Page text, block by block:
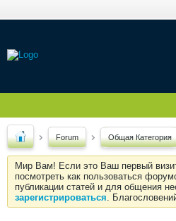
Forum Общая Категория
Мир Вам! Если это Ваш первый
посмотреть как пользоваться
публикации статей и для общения
зарегистрироваться.